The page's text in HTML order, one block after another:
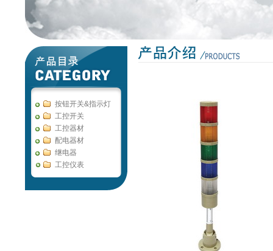
按钮开关&指示灯
工控开关
工控器材
配电器材
继电器
工控仪表